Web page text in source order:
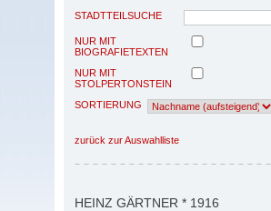
STADTTEILSUCHE
NUR MIT
BIOGRAFIETEXTEN
NUR MIT
STOLPERTONSTEIN
SORTIERUNG
zurück zur Auswahlliste
HEINZ GÄRTNER * 1916